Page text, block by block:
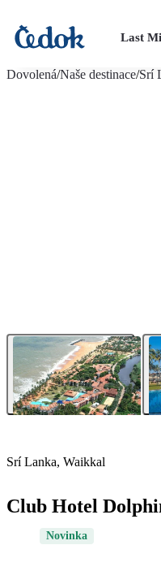
Last
Dovolená/Naše destinace/Srí
Srí Lanka, Waikkal
Club Hotel
Novinka